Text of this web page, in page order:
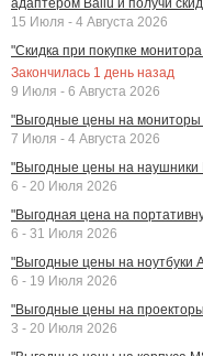
15 Июля - 4 Августа 2026
"Скидка при покупке
Закончилась 1 день назад
9 Июля - 6 Августа 2026
"Выгодные цены на мониторы
7 Июля - 4 Августа 2026
"Выгодные цены на наушники
6 - 20 Июля 2026
"Выгодная цена на
6 - 31 Июля 2026
"Выгодные цены на ноутбуки
6 - 19 Июля 2026
"Выгодные цены на
3 - 20 Июля 2026